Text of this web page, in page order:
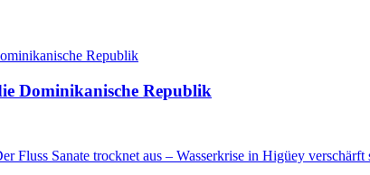
Dominikanische Republik